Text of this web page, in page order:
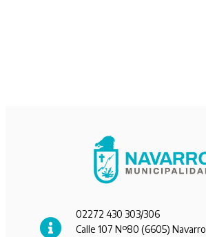
02272 430 303/306
Calle 107 Nº80 (6605) Navarro